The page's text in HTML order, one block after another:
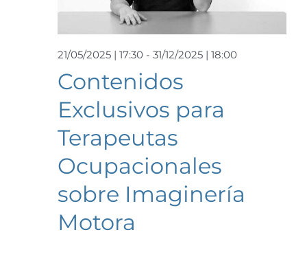
Contenidos
Exclusivos para
Terapeutas
Ocupacionales
sobre Imaginería
Motora
21/05/2025 | 17:30 - 31/12/2025 | 18:00